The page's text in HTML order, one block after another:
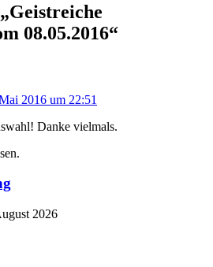
Geistreiche
08.05.2016“
2016 um 22:51
Danke vielmals.
2026